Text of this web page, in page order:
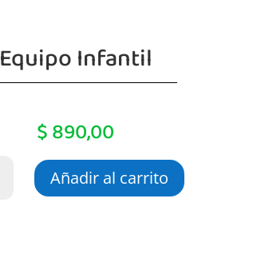
Equipo Infantil
$890,00
Añadir al carrito